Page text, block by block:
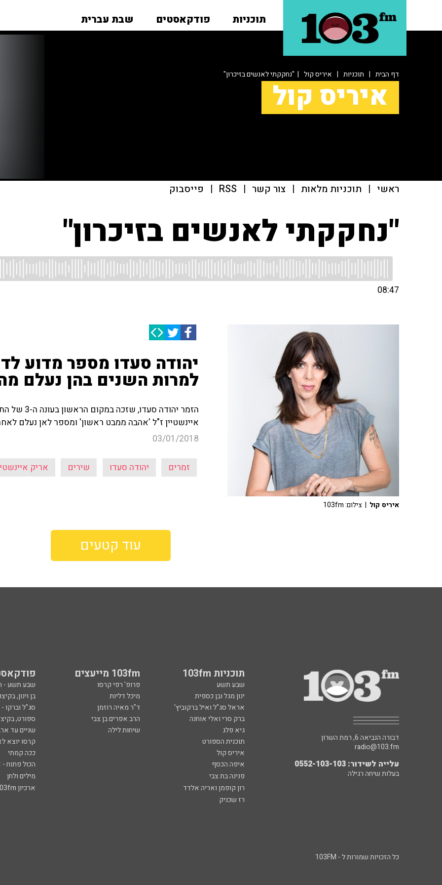
תוכניות פודקאסטים שבת עברית
דף הבית | תוכניות | איריס קול | "נחקקתי לאנשים בזיכרון"
איריס קול
ראשי | תוכניות מלאות | צור קשר |
RSS
| פייסבוק
"נחקקתי לאנשים בזיכרון"
08:47
יהודה סעדו מספר מדוע
למרות השנים בהן נעלם
הזמר
איינשטיין ז"ל 'אהבה ממבט ראשון' ומספר לאן נעלם
03/01/2018
זמרים יהודה סעדו שירים אריק
איריס קול | צילום: 103fm
עוד קטעים
תוכניות 103fm 103fm מייעצים
שבע תשע פרופ' רפי קרסו
שבע תשע -
ינון מגל ובן כספית
מיכל דליות
בן וינון,
אראל סג"ל ואיל ברקוביץ'
ד"ר מאיה רוזמן
סג"ל וברקו
ברק סרי ואלי אוחנה
הרב אפרים בן צבי
ספורט,
גיא פלג
שיחות לילה
שניים עד
תוכנית הספורט
קרסו יוצא
איריס קול
ככה קמתי
איפה הכסף
הכול פתוח -
פנינה בת צבי
מילים ולחן
רון קופמן ואריה אלדד
ארכיון 103fm
רז שכניק
דבורה הנביאה 6, רמת השרון
radio@103.fm
עלייה לשידור: 0552-103-103
בעלות שיחה רגילה
כל הזכויות שמורות ל - 103FM